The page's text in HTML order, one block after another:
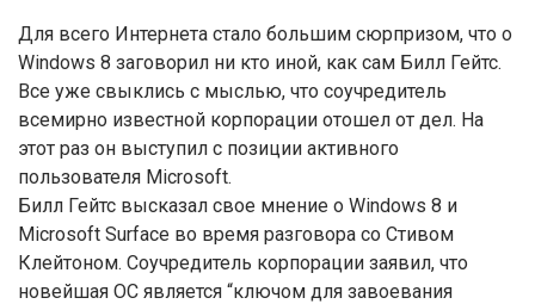
Для всего Интернета стало большим сюрпризом, что о
Windows 8 заговорил ни кто иной, как сам Билл Гейтс.
Все уже свыклись с мыслью, что соучредитель
всемирно известной корпорации отошел от дел. На
этот раз он выступил с позиции активного
пользователя Microsoft.
Билл Гейтс высказал свое мнение о Windows 8 и
Microsoft Surface во время разговора со Стивом
Клейтоном. Соучредитель корпорации заявил, что
новейшая ОС является “ключом для завоевания